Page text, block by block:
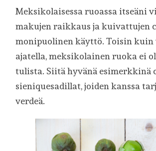
Meksikolaisessa ruoassa itseäni
makujen raikkaus ja kuivattujen
monipuolinen käyttö. Toisin kuin
ajatella, meksikolainen ruoka ei
tulista. Siitä hyvänä esimerkkinä
sieniquesadillat, joiden kanssa
verdeä.